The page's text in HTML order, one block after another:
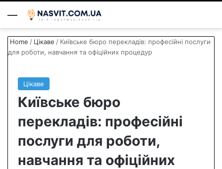
Menu
Home / Цікаве / Київське бюро перекладів: професійні послуги
для роботи, навчання та офіційних процедур
Цікаве
Київське бюро
перекладів: професійні
послуги для роботи,
навчання та офіційних